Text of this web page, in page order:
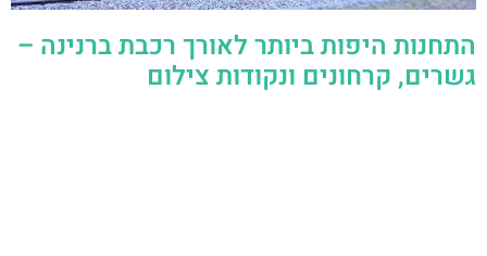
התחנות היפות ביותר לאורך רכבת ברנינה –
גשרים, קרחונים ונקודות צילום